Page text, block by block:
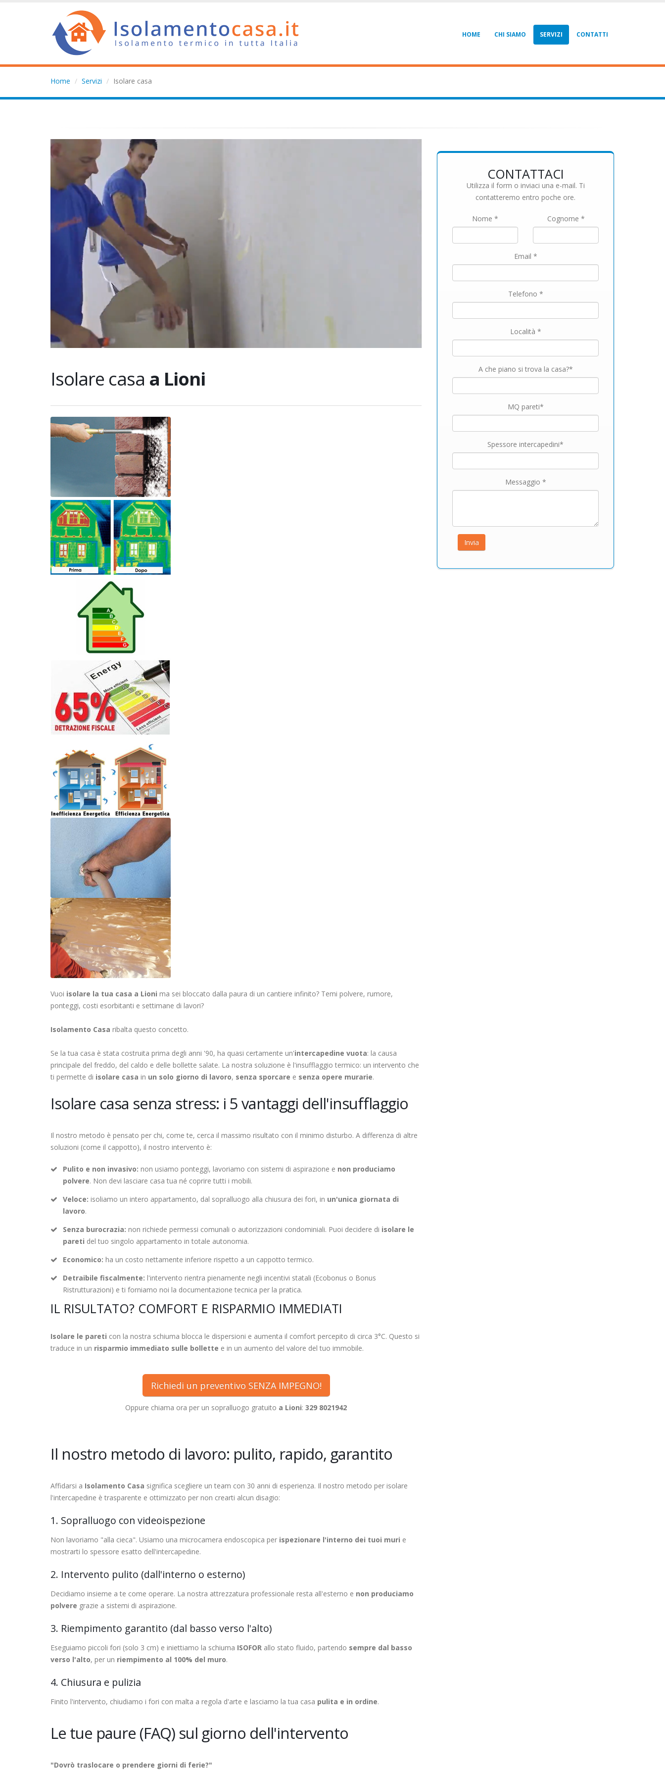
HOME CHI SIAMO SERVIZI CONTATTI
Home Servizi Isolare casa
Isolare casa a Lioni
Vuoi isolare la tua casa a Lioni ma sei bloccato dalla paura di un cantiere infinito? Temi polvere, rumore,
ponteggi, costi esorbitanti e settimane di lavori?
Isolamento Casa ribalta questo concetto.
Se la tua casa è stata costruita prima degli anni '90, ha quasi certamente un'intercapedine vuota: la causa
principale del freddo, del caldo e delle bollette salate. La nostra soluzione è l'insufflaggio termico: un intervento che
ti permette di isolare casa in un solo giorno di lavoro, senza sporcare e senza opere murarie.
Isolare casa senza stress: i 5 vantaggi dell'insufflaggio
Il nostro metodo è pensato per chi, come te, cerca il massimo risultato con il minimo disturbo. A differenza di altre
soluzioni (come il cappotto), il nostro intervento è:
Pulito e non invasivo: non usiamo ponteggi, lavoriamo con sistemi di aspirazione e non produciamo
polvere. Non devi lasciare casa tua né coprire tutti i mobili.
Veloce: isoliamo un intero appartamento, dal sopralluogo alla chiusura dei fori, in un'unica giornata di
lavoro.
Senza burocrazia: non richiede permessi comunali o autorizzazioni condominiali. Puoi decidere di isolare le
pareti del tuo singolo appartamento in totale autonomia.
Economico: ha un costo nettamente inferiore rispetto a un cappotto termico.
Detraibile fiscalmente: l'intervento rientra pienamente negli incentivi statali (Ecobonus o Bonus
Ristrutturazioni) e ti forniamo noi la documentazione tecnica per la pratica.
IL RISULTATO? COMFORT E RISPARMIO IMMEDIATI
Isolare le pareti con la nostra schiuma blocca le dispersioni e aumenta il comfort percepito di circa 3°C. Questo si
traduce in un risparmio immediato sulle bollette e in un aumento del valore del tuo immobile.
Richiedi un preventivo SENZA IMPEGNO!
Oppure chiama ora per un sopralluogo gratuito a Lioni: 329 8021942
Il nostro metodo di lavoro: pulito, rapido, garantito
Affidarsi a Isolamento Casa significa scegliere un team con 30 anni di esperienza. Il nostro metodo per isolare
l'intercapedine è trasparente e ottimizzato per non crearti alcun disagio:
1. Sopralluogo con videoispezione
Non lavoriamo "alla cieca". Usiamo una microcamera endoscopica per ispezionare l'interno dei tuoi muri e
mostrarti lo spessore esatto dell'intercapedine.
2. Intervento pulito (dall'interno o esterno)
Decidiamo insieme a te come operare. La nostra attrezzatura professionale resta all'esterno e non produciamo
polvere grazie a sistemi di aspirazione.
3. Riempimento garantito (dal basso verso l'alto)
Eseguiamo piccoli fori (solo 3 cm) e iniettiamo la schiuma ISOFOR allo stato fluido, partendo sempre dal basso
verso l'alto, per un riempimento al 100% del muro.
4. Chiusura e pulizia
Finito l'intervento, chiudiamo i fori con malta a regola d'arte e lasciamo la tua casa pulita e in ordine.
Le tue paure (FAQ) sul giorno dell'intervento
"Dovrò traslocare o prendere giorni di ferie?"
CONTATTACI
Utilizza il form o inviaci una e-mail. Ti
contatteremo entro poche ore.
Nome * Cognome *
Email *
Telefono *
Località *
A che piano si trova la casa?*
MQ pareti*
Spessore intercapedini*
Messaggio *